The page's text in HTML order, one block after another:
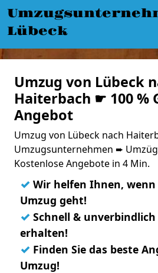
Lübeck
Umzug von Lübeck
Haiterbach ☛ 100 %
Angebot
Umzug von Lübeck nach
Umzugsunternehmen ➨
Kostenlose Angebote in 4 Min.
✓ Wir helfen Ihnen,
Umzug geht!
✓ Schnell &
erhalten!
✓ Finden Sie das beste
Umzug!